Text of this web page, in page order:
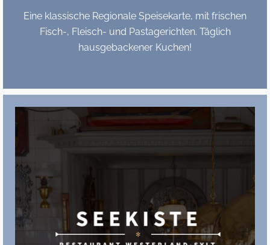
Eine klassische Regionale Speisekarte, mit frischen
Fisch-, Fleisch- und Pastagerichten. Täglich
hausgebackener Kuchen!